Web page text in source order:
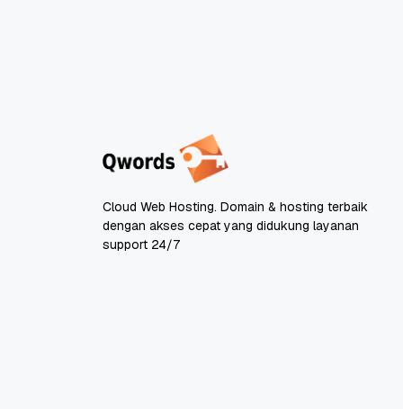
Cloud Web Hosting. Domain & hosting terbaik
dengan akses cepat yang didukung layanan
support 24/7